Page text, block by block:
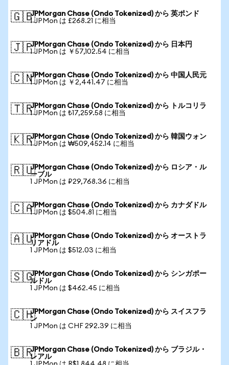
🇬🇧JPMorgan Chase (Ondo Tokenized) から 英ポンド
1 JPMon は £268.21 に相当
🇯🇵JPMorgan Chase (Ondo Tokenized) から 日本円
1 JPMon は ￥57,102.54 に相当
🇨🇳JPMorgan Chase (Ondo Tokenized) から 中国人民元
1 JPMon は ￥2,441.47 に相当
🇹🇷JPMorgan Chase (Ondo Tokenized) から トルコリラ
1 JPMon は ₺17,259.58 に相当
🇰🇷JPMorgan Chase (Ondo Tokenized) から 韓国ウォン
1 JPMon は ₩509,452.14 に相当
🇷🇺JPMorgan Chase (Ondo Tokenized) から ロシア・ル
ーブル
1 JPMon は ₽29,768.36 に相当
🇨🇦JPMorgan Chase (Ondo Tokenized) から カナダドル
1 JPMon は $504.81 に相当
🇦🇺JPMorgan Chase (Ondo Tokenized) から オーストラ
リアドル
1 JPMon は $512.03 に相当
🇸🇬JPMorgan Chase (Ondo Tokenized) から シンガポー
ルドル
1 JPMon は $462.45 に相当
🇨🇭JPMorgan Chase (Ondo Tokenized) から スイスフラ
ン
1 JPMon は CHF 292.39 に相当
🇧🇷JPMorgan Chase (Ondo Tokenized) から ブラジル・
レアル